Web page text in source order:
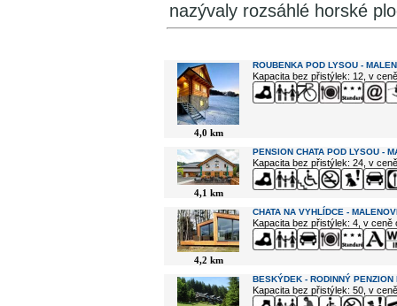
nazývaly rozsáhlé horské
4,0 km
ROUBENKA POD LYSOU -
Kapacita bez přistýlek: 12, v
4,1 km
PENSION CHATA POD LYSOU -
Kapacita bez přistýlek: 24, v
4,2 km
CHATA NA VYHLÍDCE -
Kapacita bez přistýlek: 4, v ceně
BESKÝDEK - RODINNÝ
Kapacita bez přistýlek: 50, v